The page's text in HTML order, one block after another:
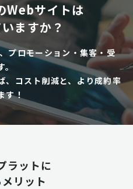
Webサイトは
ますか？
プロモーション・集客・受
、コスト削減と、より成約率
す！
ラットに
リット